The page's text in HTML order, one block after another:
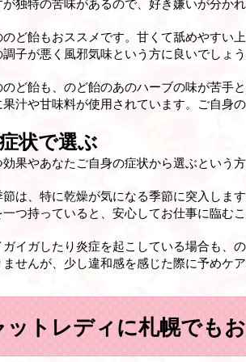
独特の苦味があるので、好き嫌いが分かれ
のど飴もおススメです。甘くて舐めやすい
子が悪く風邪気味という方に良いでしょう
のど飴も、のど飴のあのハーブの味が苦手
汁や甘味料が使用されています。ご自身
状で選ぶ
果やあなたご自身の症状から選ぶという方
節は、特に乾燥が気になる季節に突入しま
つ持っていると、安心してお仕事に臨むこ
ガイガしたり炎症を起こしている場合も、
ませんが、少し違和感を感じた際に予めケ
ットレディに札幌でも